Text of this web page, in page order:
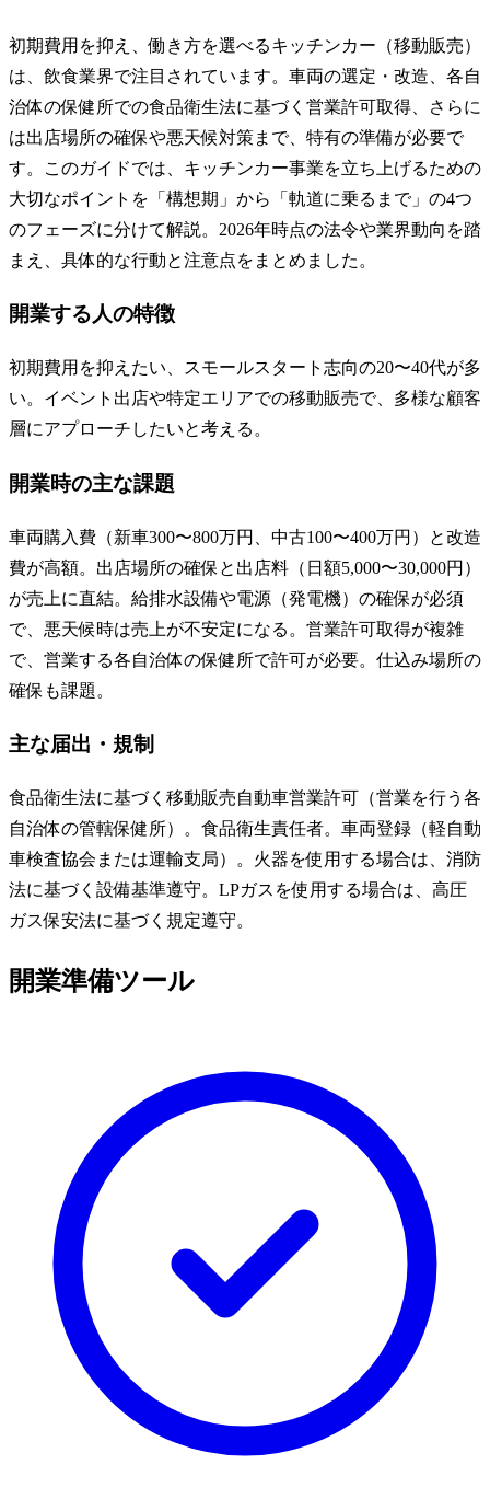
初期費用を抑え、働き方を選べるキッチンカー（移動販売）
は、飲食業界で注目されています。車両の選定・改造、各自
治体の保健所での食品衛生法に基づく営業許可取得、さらに
は出店場所の確保や悪天候対策まで、特有の準備が必要で
す。このガイドでは、キッチンカー事業を立ち上げるための
大切なポイントを「構想期」から「軌道に乗るまで」の4つ
のフェーズに分けて解説。2026年時点の法令や業界動向を踏
まえ、具体的な行動と注意点をまとめました。
開業する人の特徴
初期費用を抑えたい、スモールスタート志向の20〜40代が多
い。イベント出店や特定エリアでの移動販売で、多様な顧客
層にアプローチしたいと考える。
開業時の主な課題
車両購入費（新車300〜800万円、中古100〜400万円）と改造
費が高額。出店場所の確保と出店料（日額5,000〜30,000円）
が売上に直結。給排水設備や電源（発電機）の確保が必須
で、悪天候時は売上が不安定になる。営業許可取得が複雑
で、営業する各自治体の保健所で許可が必要。仕込み場所の
確保も課題。
主な届出・規制
食品衛生法に基づく移動販売自動車営業許可（営業を行う各
自治体の管轄保健所）。食品衛生責任者。車両登録（軽自動
車検査協会または運輸支局）。火器を使用する場合は、消防
法に基づく設備基準遵守。LPガスを使用する場合は、高圧
ガス保安法に基づく規定遵守。
開業準備ツール